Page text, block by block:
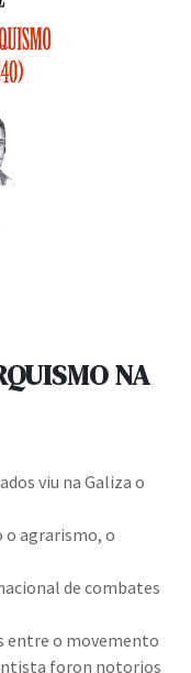
NA
viu na Galiza o
o agrarismo, o
de combates
entre o movemento
foron notorios